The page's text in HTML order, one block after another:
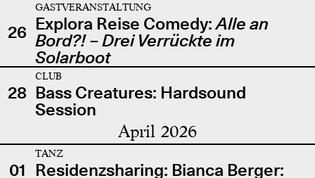
26
GASTVERANSTALTUNG
Explora Reise Comedy:Alle an
Bord?! – Drei Verrückte im
Solarboot
28
CLUB
Bass Creatures: Hardsound
Session
April 2026
01
TANZ
Residenzsharing: Bianca Berger: